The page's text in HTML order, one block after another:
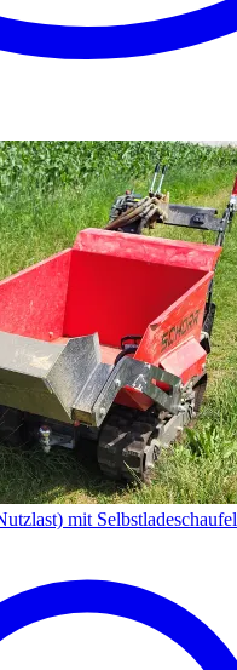
mit Selbstladeschaufel